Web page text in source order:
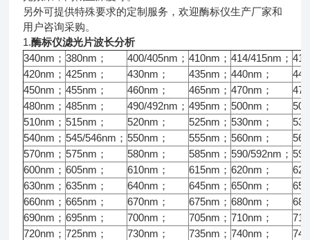
另外可提供特殊要求的定制服务，欢迎酶标仪生产厂家和
用户咨询采购。
1.酶标仪滤光片波长分析
340nm； 380nm； 400/405nm； 410nm； 414/415nm；
420nm； 425nm； 430nm； 435nm； 440nm；
450nm； 455nm； 460nm； 465nm； 470nm；
480nm； 485nm； 490/492nm； 495nm； 500nm；
510nm； 515nm； 520nm； 525nm； 530nm；
540nm； 545/546nm； 550nm； 555nm； 560nm；
570nm； 575nm； 580nm； 585nm； 590/592nm；
600nm； 605nm； 610nm； 615nm； 620nm；
630nm； 635nm； 640nm； 645nm； 650nm；
660nm； 665nm； 670nm； 675nm； 680nm；
690nm； 695nm； 700nm； 705nm； 710nm；
720nm； 725nm； 730nm； 735nm； 740nm；